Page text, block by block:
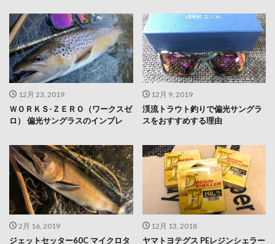
12月 23, 2019
ＷＯＲＫＳ-ＺＥＲＯ（ワークスゼ
ロ） 偏光サングラスのインプレ
12月 9, 2019
渓流トラウト釣りで偏光サングラ
スをおすすめする理由
2月 16, 2019
ジェットセッター60C マイクロタ
12月 13, 2018
ヤマトヨテグス PEレジンシェラー